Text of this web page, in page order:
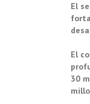
El
El
30